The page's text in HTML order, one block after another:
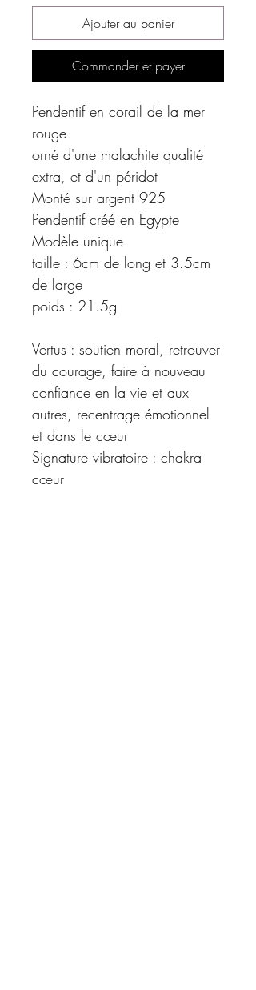
Ajouter au panier
Commander et payer
Pendentif en corail de la mer
rouge
orné d'une malachite qualité
extra, et d'un péridot
Monté sur argent 925
Pendentif créé en Egypte
Modèle unique
taille : 6cm de long et 3.5cm
de large
poids : 21.5g
Vertus : soutien moral, retrouver
du courage, faire à nouveau
confiance en la vie et aux
autres, recentrage émotionnel
et dans le cœur
Signature vibratoire : chakra
cœur